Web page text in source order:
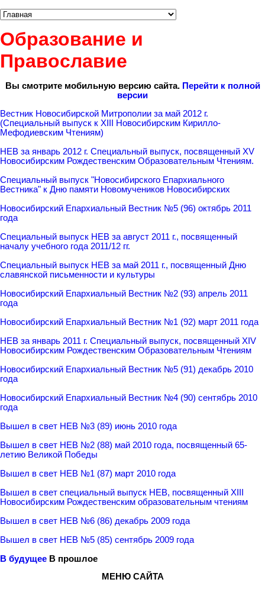
Образование и
Православие
Вы смотрите мобильную версию сайта. Перейти к полной
версии
Вестник Новосибирской Митрополии за май 2012 г.
(Специальный выпуск к XIII Новосибирским Кирилло-
Мефодиевским Чтениям)
НЕВ за январь 2012 г. Специальный выпуск, посвященный XV
Новосибирским Рождественским Образовательным Чтениям.
Специальный выпуск "Новосибирского Епархиального
Вестника" к Дню памяти Новомучеников Новосибирских
Новосибирский Епархиальный Вестник №5 (96) октябрь 2011
года
Специальный выпуск НЕВ за август 2011 г., посвященный
началу учебного года 2011/12 гг.
Специальный выпуск НЕВ за май 2011 г., посвященный Дню
славянской письменности и культуры
Новосибирский Епархиальный Вестник №2 (93) апрель 2011
года
Новосибирский Епархиальный Вестник №1 (92) март 2011 года
НЕВ за январь 2011 г. Специальный выпуск, посвященный XIV
Новосибирским Рождественским Образовательным Чтениям
Новосибирский Епархиальный Вестник №5 (91) декабрь 2010
года
Новосибирский Епархиальный Вестник №4 (90) сентябрь 2010
года
Вышел в свет НЕВ №3 (89) июнь 2010 года
Вышел в свет НЕВ №2 (88) май 2010 года, посвященный 65-
летию Великой Победы
Вышел в свет НЕВ №1 (87) март 2010 года
Вышел в свет специальный выпуск НЕВ, посвященный XIII
Новосибирским Рождественским образовательным чтениям
Вышел в свет НЕВ №6 (86) декабрь 2009 года
Вышел в свет НЕВ №5 (85) сентябрь 2009 года
В будущее В прошлое
МЕНЮ САЙТА